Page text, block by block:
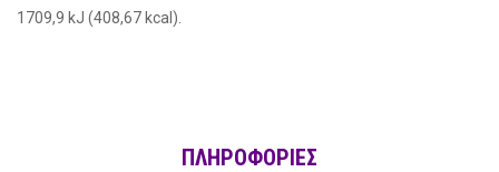
1709,9 kJ (408,67 kcal).
ΠΛΗΡΟΦΟΡΙΕΣ